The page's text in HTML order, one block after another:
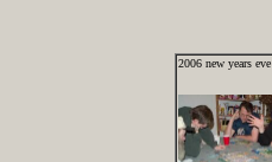
2006 new years eve